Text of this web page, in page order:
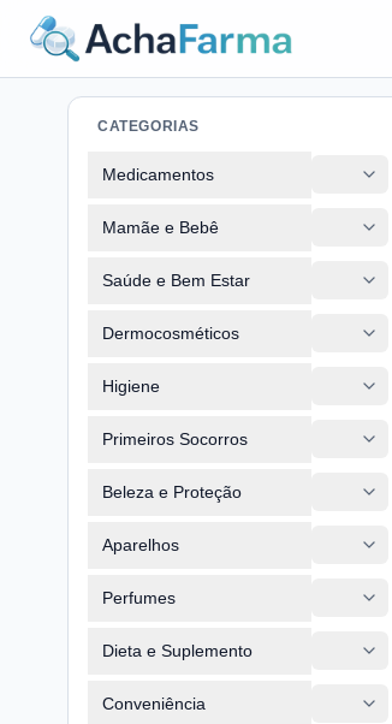
CATEGORIAS
Medicamentos
Mamãe e Bebê
Saúde e Bem Estar
Dermocosméticos
Higiene
Primeiros Socorros
Beleza e Proteção
Aparelhos
Perfumes
Dieta e Suplemento
Conveniência